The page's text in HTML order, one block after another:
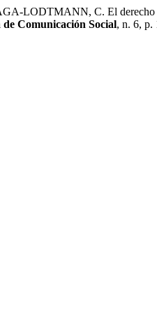
LODTMANN, C. El derecho
Comunicación Social, n. 6, p.